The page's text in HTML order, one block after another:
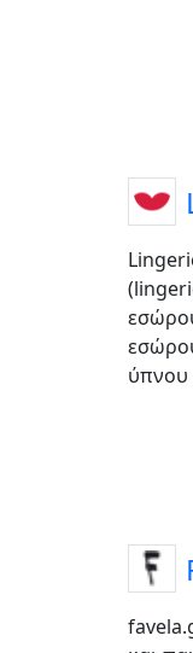
ύπνου